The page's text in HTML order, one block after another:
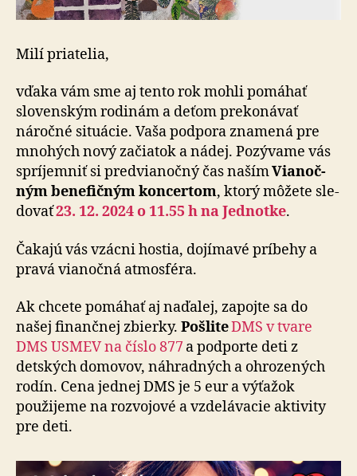
Milí priatelia,
vďaka vám sme aj tento rok mohli pomáhať
slovenským rodinám a deťom prekonávať
náročné situácie. Vaša podpora znamená pre
mnohých nový začiatok a nádej. Pozývame vás
spríjemniť si predvianočný čas na­šímVia­noč­
ným be­ne­fičným koncertom, ktorý môžete sle­
do­vať23. 12. 2024 o 11.55 h na Jednotke.
Čakajú vás vzácni hostia, dojímavé príbehy a
pravá vianočná atmosféra.
Ak chcete pomáhať aj naďalej, zapojte sa do
našej fi­nan­čnej zbierky. PošliteDMS v tvare
DMS USMEV na číslo 877a podporte deti z
detských domovov, náhradných a ohrozených
rodín. Cena jednej DMS je 5 eur a výťažok
použijeme na rozvojové a vzdelávacie aktivity
pre deti.